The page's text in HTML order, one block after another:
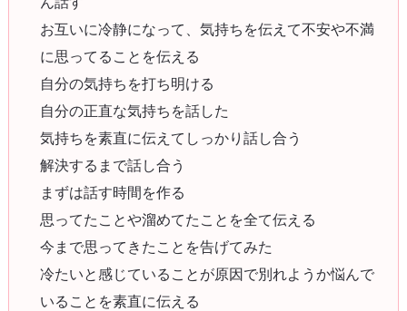
お互いに冷静になって、気持ちを伝えて不安や不満
に思ってることを伝える
自分の気持ちを打ち明ける
自分の正直な気持ちを話した
気持ちを素直に伝えてしっかり話し合う
解決するまで話し合う
まずは話す時間を作る
思ってたことや溜めてたことを全て伝える
今まで思ってきたことを告げてみた
冷たいと感じていることが原因で別れようか悩んで
いることを素直に伝える